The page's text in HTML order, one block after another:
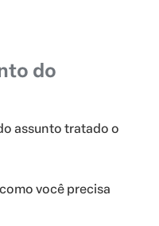
do
assunto tratado o
você precisa